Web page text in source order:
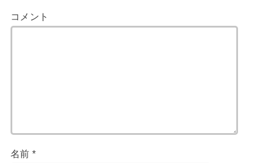
コメント
名前*